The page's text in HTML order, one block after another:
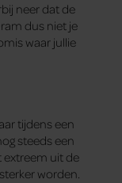
neer dat de
dus niet je
waar jullie
tijdens een
steeds een
extreem uit de
worden.